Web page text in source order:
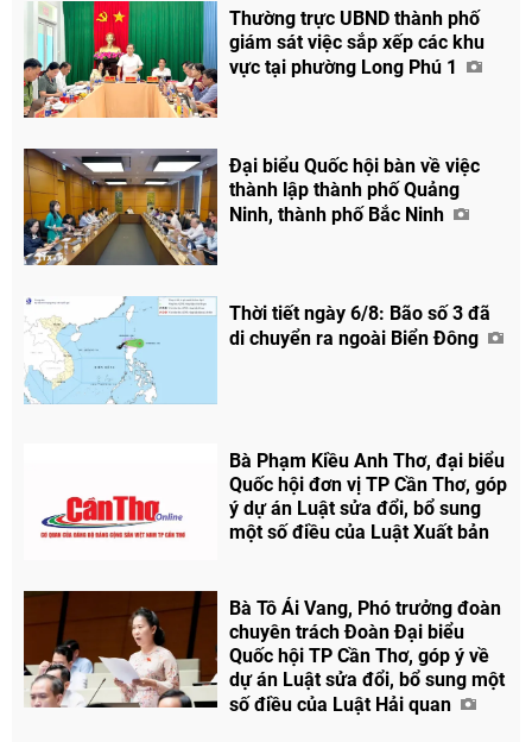
Thường trực UBND thành phố
giám sát việc sắp xếp các khu
vực tại phường Long Phú 1
Đại biểu Quốc hội bàn về việc
thành lập thành phố Quảng
Ninh, thành phố Bắc Ninh
Thời tiết ngày 6/8: Bão số 3 đã
di chuyển ra ngoài Biển Đông
Bà Phạm Kiều Anh Thơ, đại biểu
Quốc hội đơn vị TP Cần Thơ, góp
ý dự án Luật sửa đổi, bổ sung
một số điều của Luật Xuất bản
Bà Tô Ái Vang, Phó trưởng đoàn
chuyên trách Đoàn Đại biểu
Quốc hội TP Cần Thơ, góp ý về
dự án Luật sửa đổi, bổ sung một
số điều của Luật Hải quan